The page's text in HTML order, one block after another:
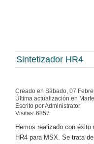
Sintetizador HR4
Creado en Sábado, 07
Última actualización en
Escrito por Administrator
Visitas: 6857
Hemos realizado con
HR4 para MSX. Se trata